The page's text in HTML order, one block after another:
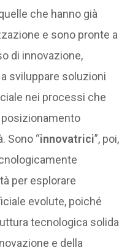
che hanno già
e sono pronte a
di innovazione,
sviluppare soluzioni
nei processi che
Sono “innovatrici”, poi,
per esplorare
evolute, poiché
tecnologica solida
e della